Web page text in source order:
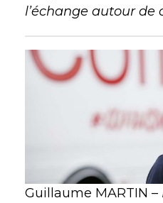
l’échange autour de
Guillaume MARTIN –